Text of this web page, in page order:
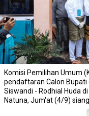
Komisi Pemilihan Umum
pendaftaran Calon Bupati
Siswandi - Rodhial Huda
Natuna, Jum'at (4/9) siang.